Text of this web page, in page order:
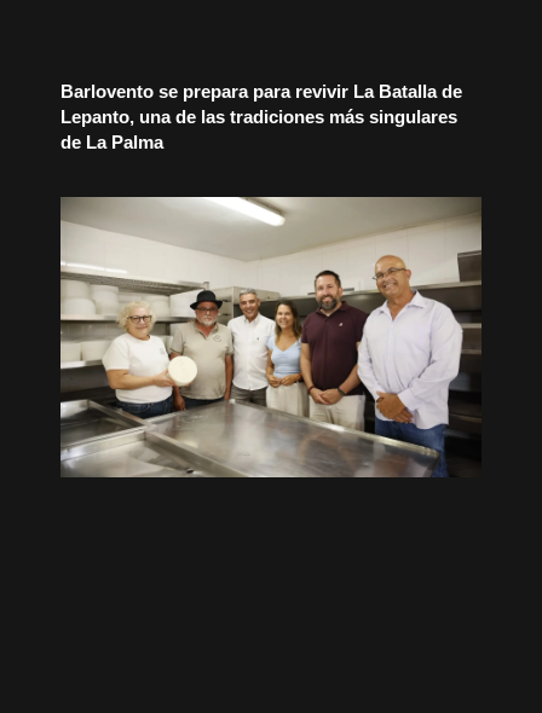
Barlovento se prepara para revivir La Batalla de
Lepanto, una de las tradiciones más singulares
de La Palma